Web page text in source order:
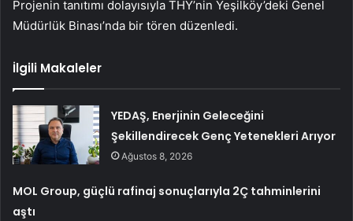
Projenin tanıtımı dolayısıyla THY’nin Yeşilköy’deki Genel
Müdürlük Binası’nda bir tören düzenledi.
İlgili Makaleler
YEDAŞ, Enerjinin Geleceğini
Şekillendirecek Genç Yetenekleri Arıyor
Ağustos 8, 2026
MOL Group, güçlü rafinaj sonuçlarıyla 2Ç tahminlerini
aştı